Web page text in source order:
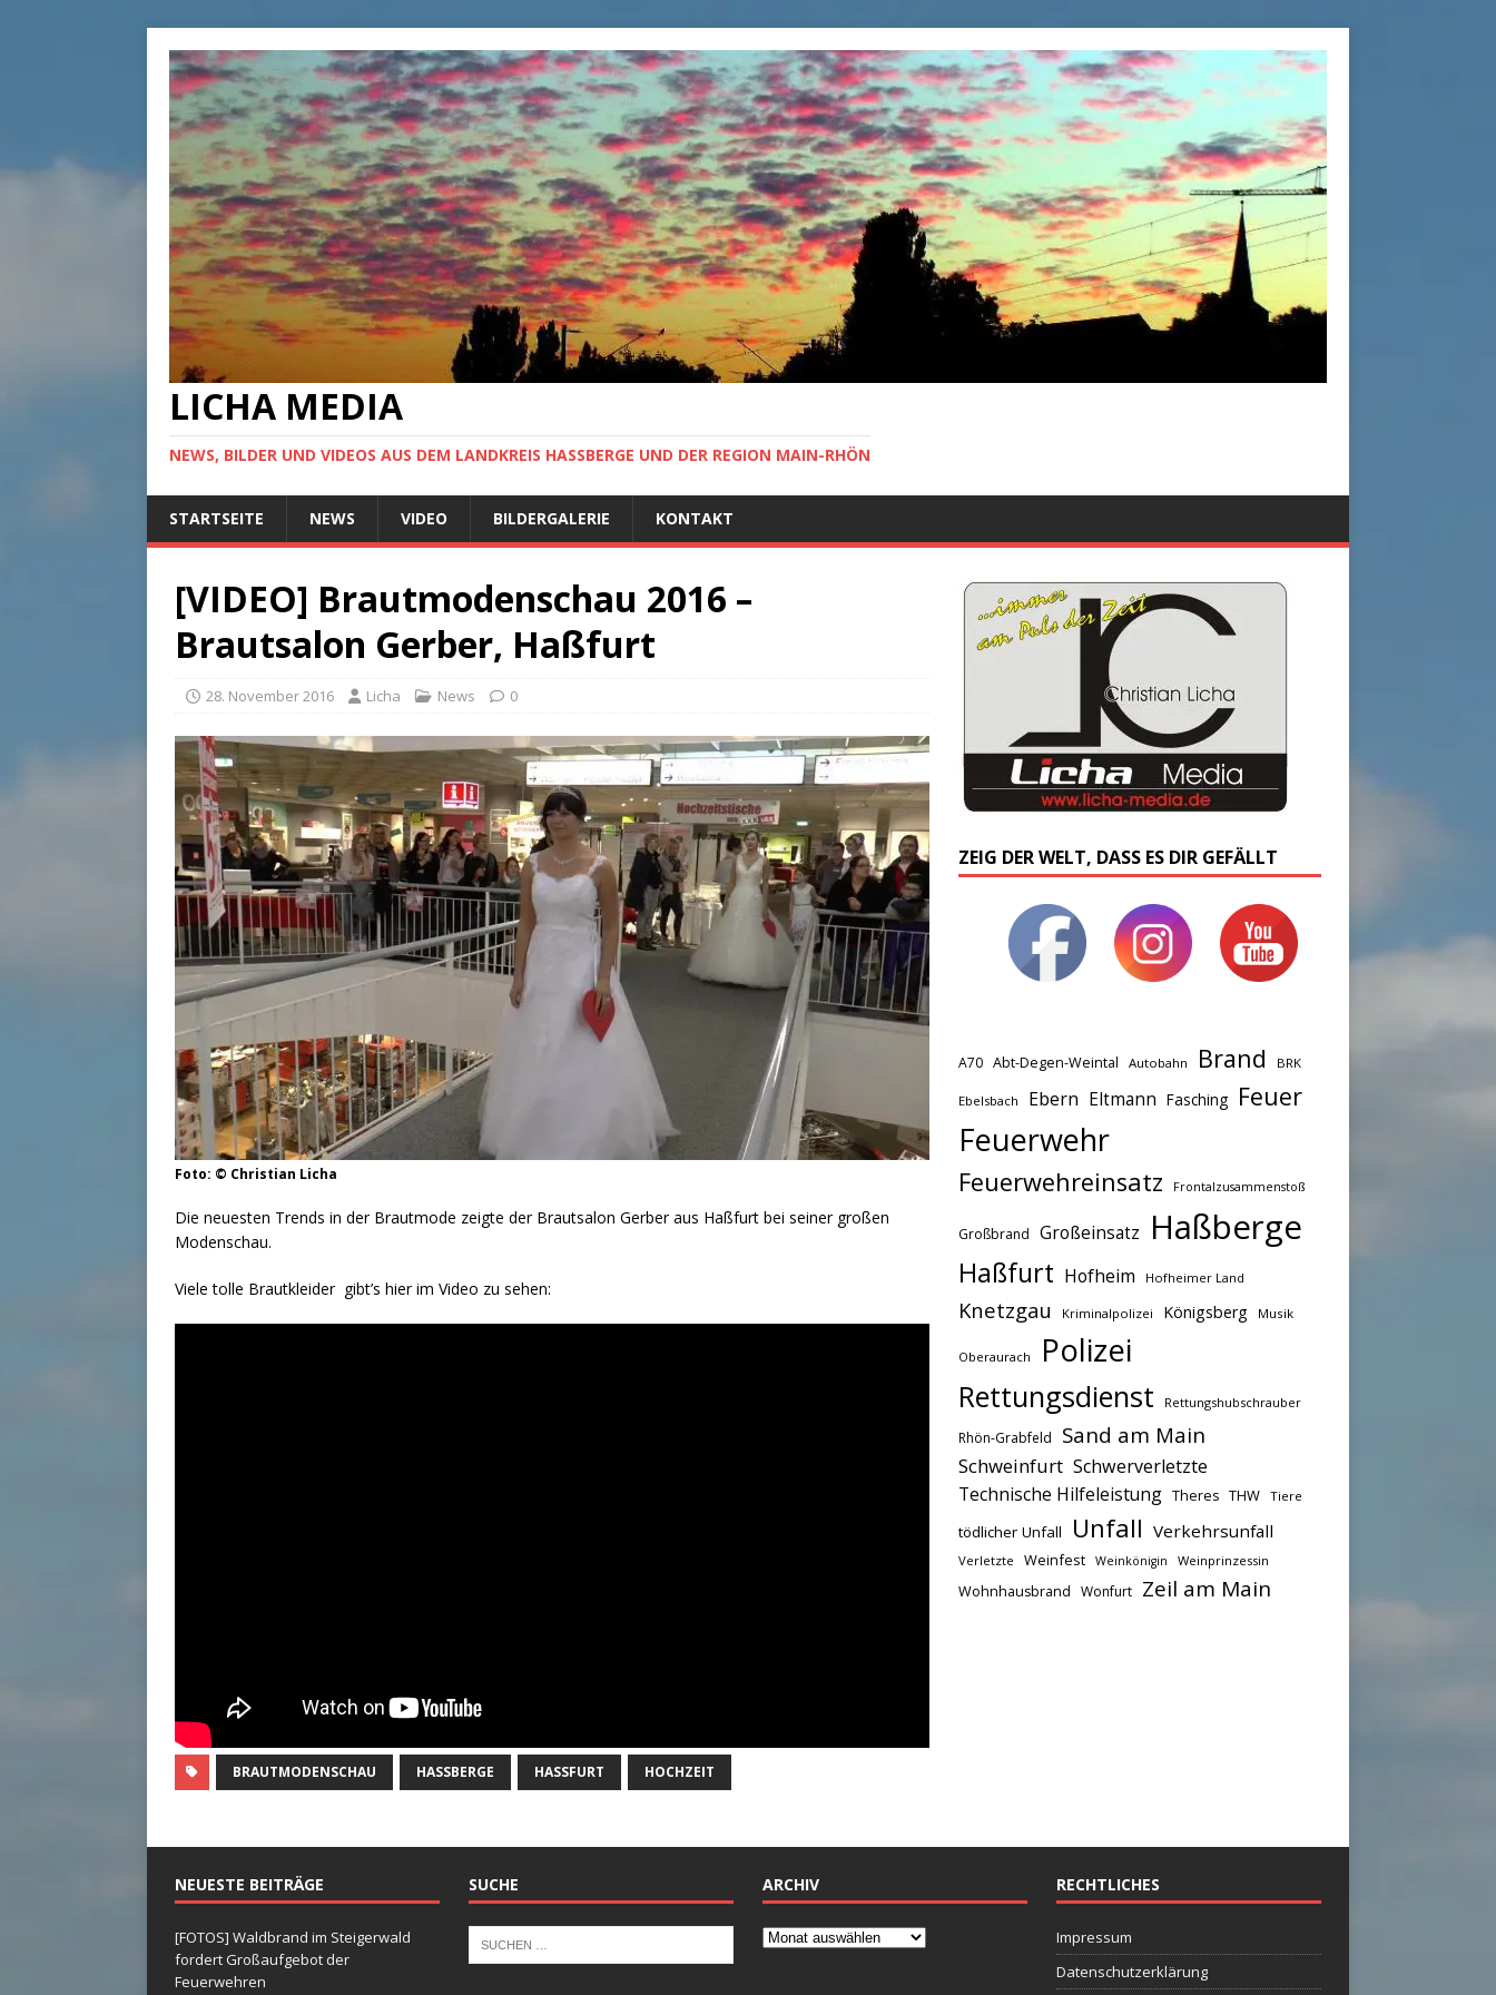
LICHA MEDIA
NEWS, BILDER UND VIDEOS AUS DEM LANDKREIS HASSBERGE UND DER REGION MAIN-RHÖN
STARTSEITE NEWS VIDEO BILDERGALERIE KONTAKT
[VIDEO] Brautmodenschau 2016 –
Brautsalon Gerber, Haßfurt
28. November 2016 Licha News 0
Foto: © Christian Licha
Die neuesten Trends in der Brautmode zeigte der Brautsalon Gerber aus Haßfurt bei seiner großen
Modenschau.
Viele tolle Brautkleider gibt’s hier im Video zu sehen:
BRAUTMODENSCHAU HASSBERGE HASSFURT HOCHZEIT
ZEIG DER WELT, DASS ES DIR GEFÄLLT
A70 Abt-Degen-Weintal Autobahn Brand BRK
Ebelsbach Ebern Eltmann Fasching Feuer
Feuerwehr
Feuerwehreinsatz Frontalzusammenstoß
Großbrand Großeinsatz Haßberge
Haßfurt Hofheim Hofheimer Land
Knetzgau Kriminalpolizei Königsberg Musik
Oberaurach Polizei
Rettungsdienst Rettungshubschrauber
Rhön-Grabfeld Sand am Main
Schweinfurt Schwerverletzte
Technische Hilfeleistung Theres THW Tiere
tödlicher Unfall Unfall Verkehrsunfall
Verletzte Weinfest Weinkönigin Weinprinzessin
Wohnhausbrand Wonfurt Zeil am Main
NEUESTE BEITRÄGE
[FOTOS] Waldbrand im Steigerwald
fordert Großaufgebot der
Feuerwehren
SUCHE ARCHIV RECHTLICHES
Impressum
Datenschutzerklärung